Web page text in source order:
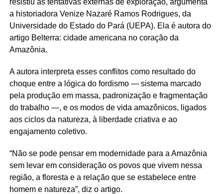
a historiadora Venize Nazaré Ramos Rodrigues, da
Universidade do Estado do Pará (UEPA). Ela é autora do
artigo Belterra: cidade americana no coração da
Amazônia.
A autora interpreta esses conflitos como resultado do
choque entre a lógica do fordismo — sistema marcado
pela produção em massa, padronização e fragmentação
do trabalho —, e os modos de vida amazônicos, ligados
aos ciclos da natureza, à liberdade criativa e ao
engajamento coletivo.
“Não se pode pensar em modernidade para a Amazônia
sem levar em consideração os povos que vivem nessa
região, a floresta e a relação que se estabelece entre
homem e natureza”, diz o artigo.